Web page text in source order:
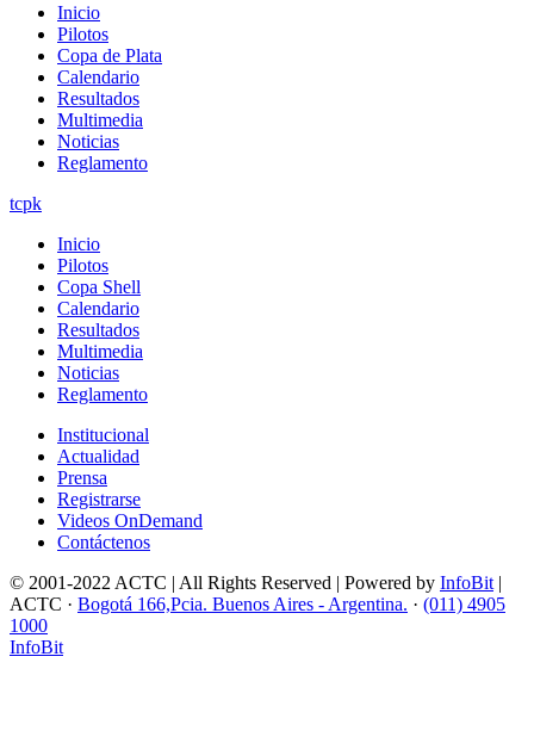
Inicio
Pilotos
Copa de Plata
Calendario
Resultados
Multimedia
Noticias
Reglamento
tcpk
Inicio
Pilotos
Copa Shell
Calendario
Resultados
Multimedia
Noticias
Reglamento
Institucional
Actualidad
Prensa
Registrarse
Videos OnDemand
Contáctenos
© 2001-2022 ACTC | All Rights Reserved | Powered by InfoBit |
ACTC · Bogotá 166,Pcia. Buenos Aires - Argentina. · (011) 4905
1000
InfoBit